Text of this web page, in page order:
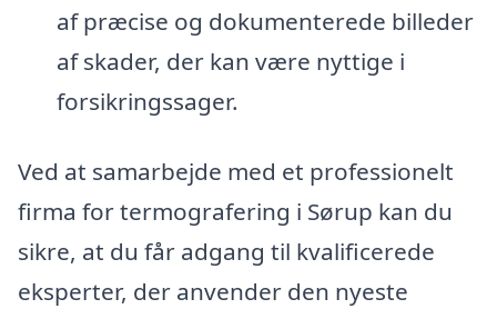
af præcise og dokumenterede billeder
af skader, der kan være nyttige i
forsikringssager.
Ved at samarbejde med et professionelt
firma for termografering i Sørup kan du
sikre, at du får adgang til kvalificerede
eksperter, der anvender den nyeste